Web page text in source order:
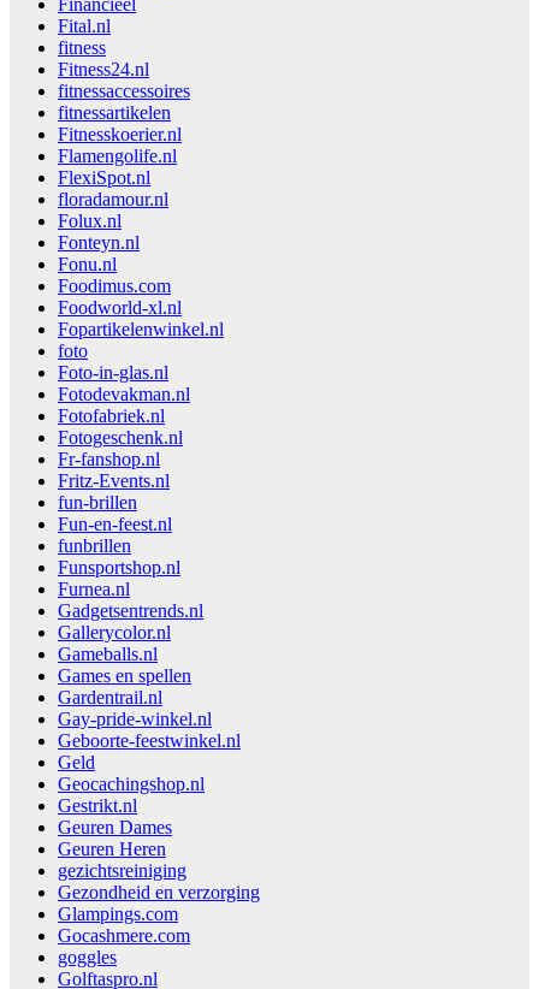
Financieel
Fital.nl
fitness
Fitness24.nl
fitnessaccessoires
fitnessartikelen
Fitnesskoerier.nl
Flamengolife.nl
FlexiSpot.nl
floradamour.nl
Folux.nl
Fonteyn.nl
Fonu.nl
Foodimus.com
Foodworld-xl.nl
Fopartikelenwinkel.nl
foto
Foto-in-glas.nl
Fotodevakman.nl
Fotofabriek.nl
Fotogeschenk.nl
Fr-fanshop.nl
Fritz-Events.nl
fun-brillen
Fun-en-feest.nl
funbrillen
Funsportshop.nl
Furnea.nl
Gadgetsentrends.nl
Gallerycolor.nl
Gameballs.nl
Games en spellen
Gardentrail.nl
Gay-pride-winkel.nl
Geboorte-feestwinkel.nl
Geld
Geocachingshop.nl
Gestrikt.nl
Geuren Dames
Geuren Heren
gezichtsreiniging
Gezondheid en verzorging
Glampings.com
Gocashmere.com
goggles
Golftaspro.nl